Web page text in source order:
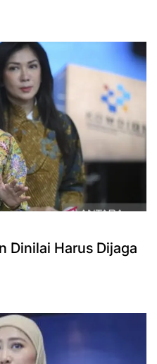
Dinilai Harus Dijaga